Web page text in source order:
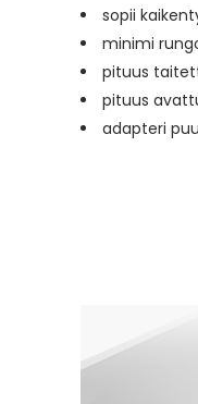
sopii
minimi
pituus
pituus
adapteri